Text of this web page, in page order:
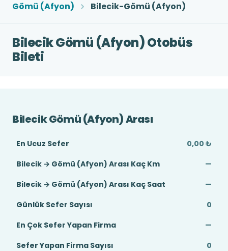
Gömü (Afyon)
Bilecik-Gömü (Afyon)
Bilecik Gömü (Afyon) Otobüs
Bileti
Bilecik Gömü (Afyon) Arası
En Ucuz Sefer
0,00 ₺
Bilecik → Gömü (Afyon) Arası Kaç Km
—
Bilecik → Gömü (Afyon) Arası Kaç Saat
—
Günlük Sefer Sayısı
0
En Çok Sefer Yapan Firma
—
Sefer Yapan Firma Sayısı
0